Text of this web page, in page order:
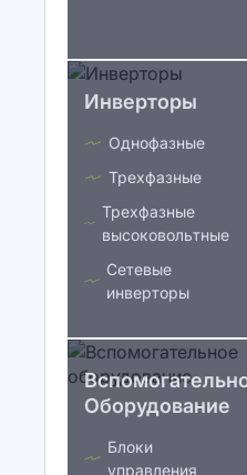
Инверторы
Однофазные
Трехфазные
Трехфазные
высоковольтные
Сетевые
инверторы
Оборудование
Блоки
управления